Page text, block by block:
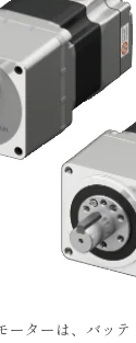
ーターは、バッ